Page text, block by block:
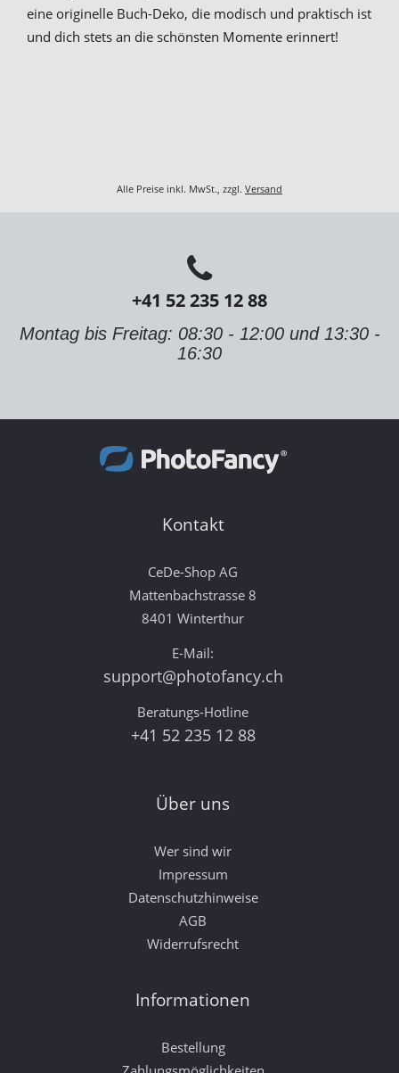
eine originelle Buch-Deko, die modisch und praktisch ist
und dich stets an die schönsten Momente erinnert!
Alle Preise inkl. MwSt., zzgl. Versand
+41 52 235 12 88
Montag bis Freitag: 08:30 - 12:00 und 13:30 -
16:30
Kontakt
CeDe-Shop AG
Mattenbachstrasse 8
8401 Winterthur
E-Mail:
support@photofancy.ch
Beratungs-Hotline
+41 52 235 12 88
Über uns
Wer sind wir
Impressum
Datenschutzhinweise
AGB
Widerrufsrecht
Informationen
Bestellung